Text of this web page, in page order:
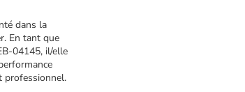
dans la
En tant que
04145, il/elle
professionnel.